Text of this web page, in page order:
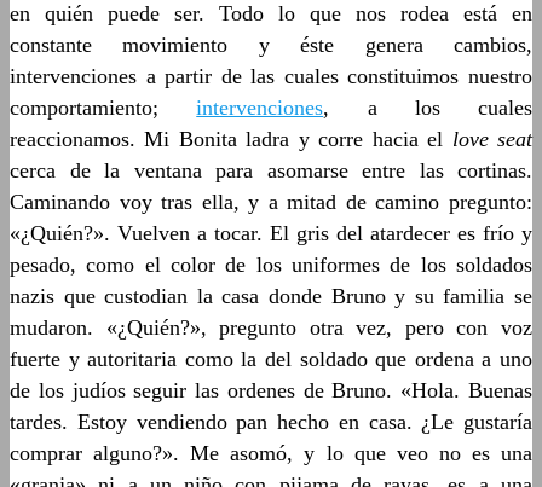
en quién puede ser. Todo lo que nos rodea está en
constante movimiento y éste genera cambios,
intervenciones a partir de las cuales constituimos nuestro
comportamiento;intervenciones, a los cuales
reaccionamos. Mi Bonita ladra y corre hacia el love seat
cerca de la ventana para asomarse entre las cortinas.
Caminando voy tras ella, y a mitad de camino pregunto:
«¿Quién?». Vuelven a tocar. El gris del atardecer es frío y
pesado, como el color de los uniformes de los soldados
nazis que custodian la casa donde Bruno y su familia se
mudaron. «¿Quién?», pregunto otra vez, pero con voz
fuerte y autoritaria como la del soldado que ordena a uno
de los judíos seguir las ordenes de Bruno. «Hola. Buenas
tardes. Estoy vendiendo pan hecho en casa. ¿Le gustaría
comprar alguno?». Me asomó, y lo que veo no es una